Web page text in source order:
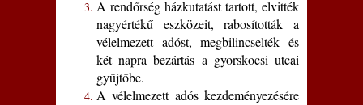
A rendőrség házkutatást tartott, elvitték
nagyértékű eszközeit, rabosították a
vélelmezett adóst, megbilincselték és
két napra bezártás a gyorskocsi utcai
gyűjtőbe.
A vélelmezett adós kezdeményezésére